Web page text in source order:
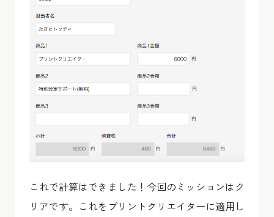
これで計算はできました！今回のミッションはク
リアです。これをプリントクリエイターに適用し